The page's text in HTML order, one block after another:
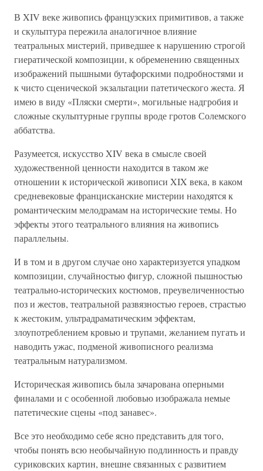
В XIV веке живопись французских примитивов, а также
и скульптура пережила аналогичное влияние
театральных мистерий, приведшее к нарушению строгой
гиератической композиции, к обременению священных
изображений пышными бутафорскими подробностями и
к чисто сценической экзальтации патетического жеста. Я
имею в виду «Пляски смерти», могильные надгробия и
сложные скульптурные группы вроде гротов Солемского
аббатства.
Разумеется, искусство XIV века в смысле своей
художественной ценности находится в таком же
отношении к исторической живописи XIX века, в каком
средневековые францисканские мистерии находятся к
романтическим мелодрамам на исторические темы. Но
эффекты этого театрального влияния на живопись
параллельны.
И в том и в другом случае оно характеризуется упадком
композиции, случайностью фигур, сложной пышностью
театрально-исторических костюмов, преувеличенностью
поз и жестов, театральной развязностью героев, страстью
к жестоким, ультрадраматическим эффектам,
злоупотреблением кровью и трупами, желанием пугать и
наводить ужас, подменой живописного реализма
театральным натурализмом.
Историческая живопись была зачарована оперными
финалами и с особенной любовью изображала немые
патетические сцены «под занавес».
Все это необходимо себе ясно представить для того,
чтобы понять всю необычайную подлинность и правду
суриковских картин, внешне связанных с развитием